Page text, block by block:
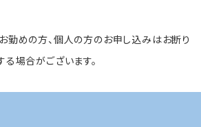
めの方、個人の方のお申し込みはお断り
る場合がございます。